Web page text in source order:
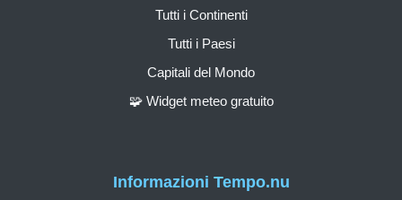
Informazioni Tempo.nu
Tutti i Continenti
Tutti i Paesi
Capitali del Mondo
🧩 Widget meteo gratuito